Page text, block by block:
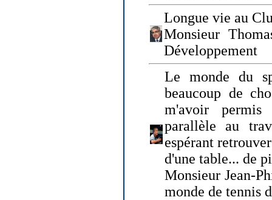
Longue vie au
Monsieur
Développement
Le monde du
beaucoup de
m'avoir
parallèle au
espérant
d'une table... de
Monsieur Jean-
monde de tennis